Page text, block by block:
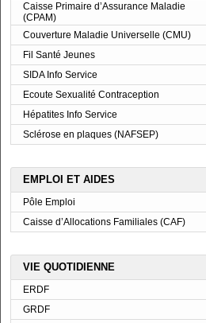
Caisse Primaire d’Assurance Maladie
(CPAM)
Couverture Maladie Universelle (CMU)
Fil Santé Jeunes
SIDA Info Service
Ecoute Sexualité Contraception
Hépatites Info Service
Sclérose en plaques (NAFSEP)
EMPLOI ET AIDES
Pôle Emploi
Caisse d’Allocations Familiales (CAF)
VIE QUOTIDIENNE
ERDF
GRDF